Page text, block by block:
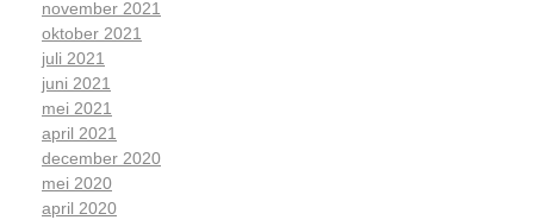
november 2021
oktober 2021
juli 2021
juni 2021
mei 2021
april 2021
december 2020
mei 2020
april 2020